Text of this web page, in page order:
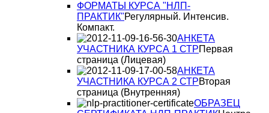
ФОРМАТЫ КУРСА "НЛП-
ПРАКТИК"Регулярный. Интенсив.
Компакт.
АНКЕТА
УЧАСТНИКА КУРСА 1 СТРПервая
страница (Лицевая)
АНКЕТА
УЧАСТНИКА КУРСА 2 СТРВторая
страница (Внутренняя)
ОБРАЗЕЦ